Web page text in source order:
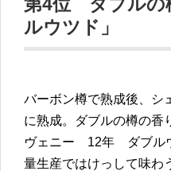
ルウツド」
バーボン樽で熟成後、シ
に熟成。ダブルの樽の香
ヴェニー 12年 ダブル
量生産ではけっして味わ